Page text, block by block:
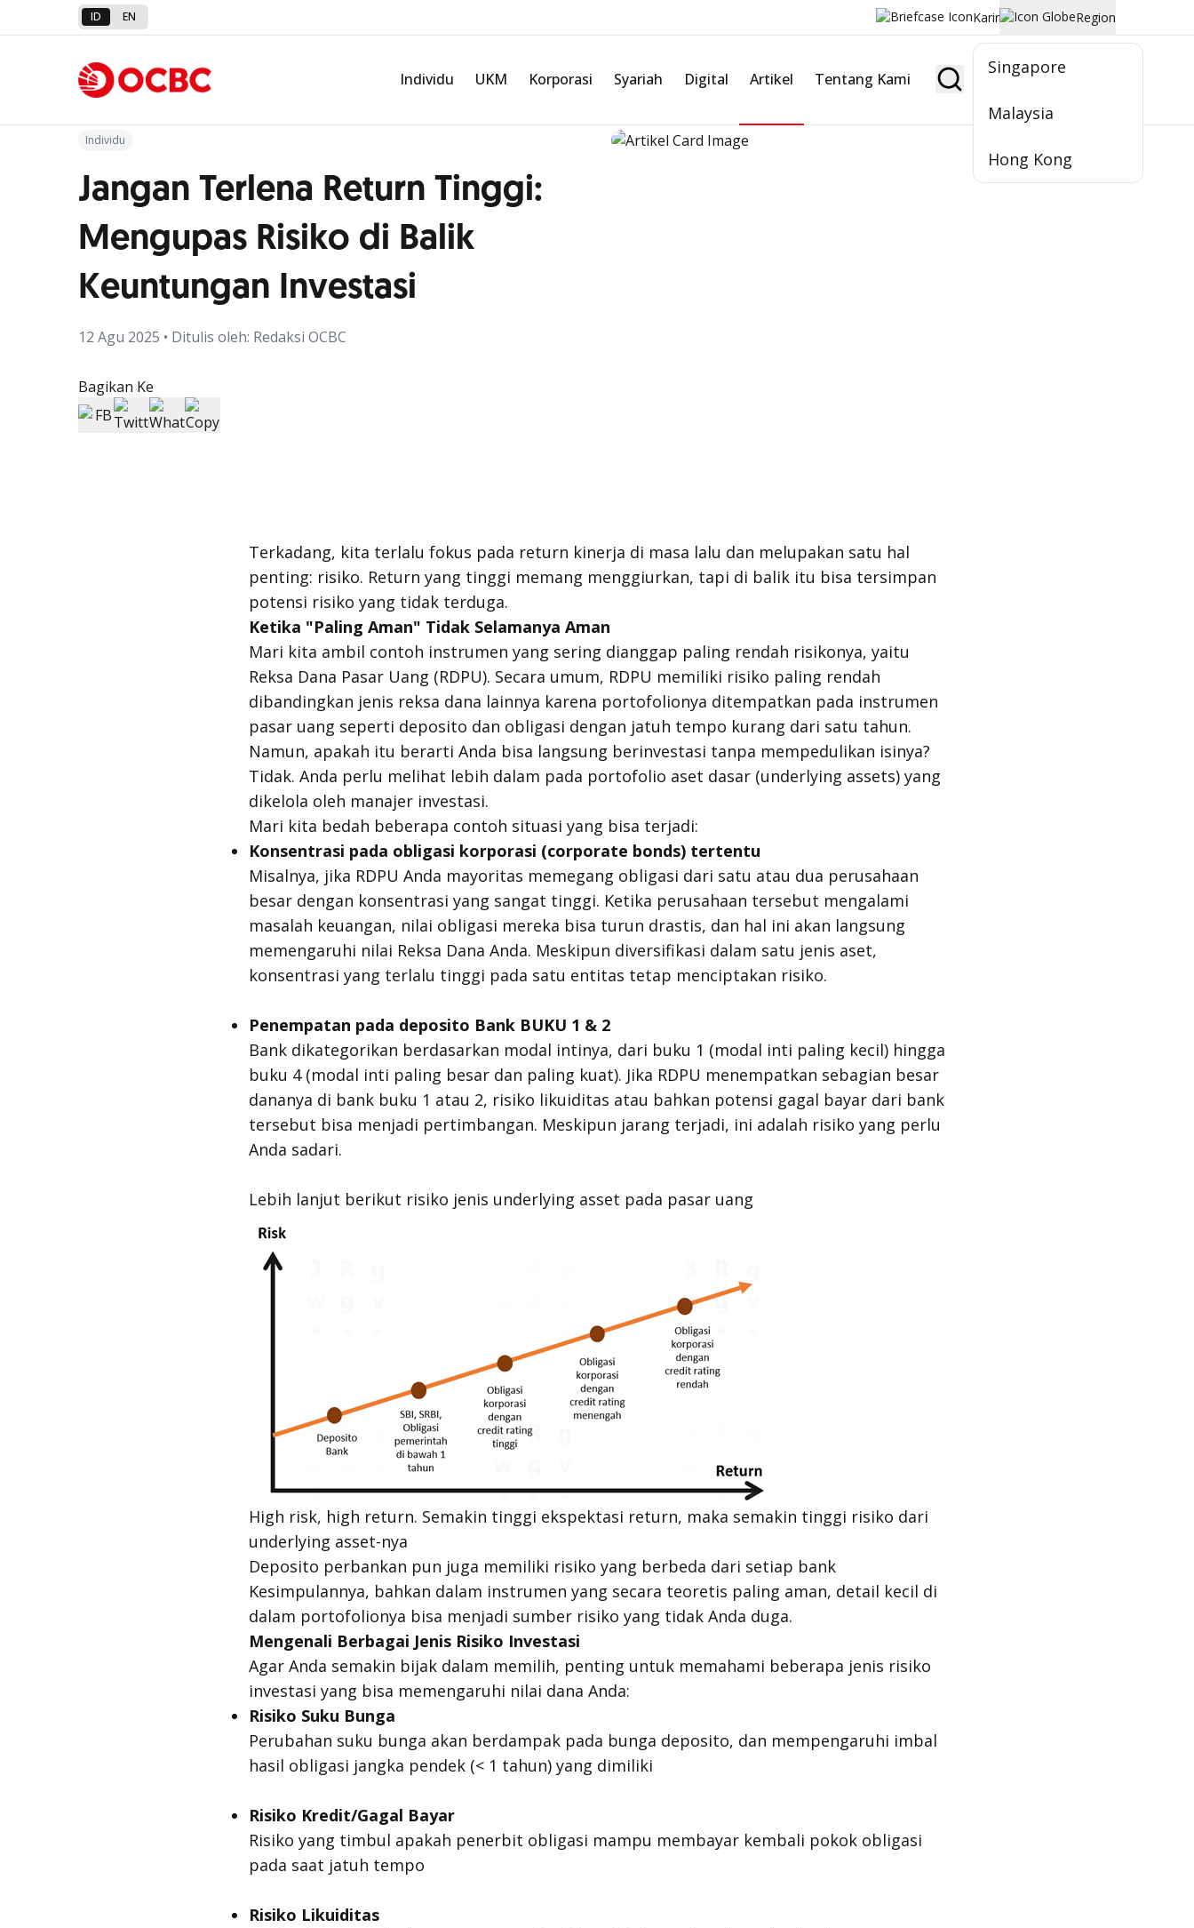
ID EN Karir Region
Singapore
Malaysia
Hong Kong
Individu UKM Korporasi Syariah Digital Artikel Tentang Kami Jadi Nasabah
Kembali ke Artikel
Individu
Jangan Terlena Return Tinggi:
Mengupas Risiko di Balik
Keuntungan Investasi
12 Agu 2025 • Ditulis oleh: Redaksi OCBC
Bagikan Ke
Terkadang, kita terlalu fokus pada return kinerja di masa lalu dan melupakan satu hal
penting: risiko. Return yang tinggi memang menggiurkan, tapi di balik itu bisa tersimpan
potensi risiko yang tidak terduga.
Ketika "Paling Aman" Tidak Selamanya Aman
Mari kita ambil contoh instrumen yang sering dianggap paling rendah risikonya, yaitu
Reksa Dana Pasar Uang (RDPU). Secara umum, RDPU memiliki risiko paling rendah
dibandingkan jenis reksa dana lainnya karena portofolionya ditempatkan pada instrumen
pasar uang seperti deposito dan obligasi dengan jatuh tempo kurang dari satu tahun.
Namun, apakah itu berarti Anda bisa langsung berinvestasi tanpa mempedulikan isinya?
Tidak. Anda perlu melihat lebih dalam pada portofolio aset dasar (underlying assets) yang
dikelola oleh manajer investasi.
Mari kita bedah beberapa contoh situasi yang bisa terjadi:
Konsentrasi pada obligasi korporasi (corporate bonds) tertentu
Misalnya, jika RDPU Anda mayoritas memegang obligasi dari satu atau dua perusahaan
besar dengan konsentrasi yang sangat tinggi. Ketika perusahaan tersebut mengalami
masalah keuangan, nilai obligasi mereka bisa turun drastis, dan hal ini akan langsung
memengaruhi nilai Reksa Dana Anda. Meskipun diversifikasi dalam satu jenis aset,
konsentrasi yang terlalu tinggi pada satu entitas tetap menciptakan risiko.
Penempatan pada deposito Bank BUKU 1 & 2
Bank dikategorikan berdasarkan modal intinya, dari buku 1 (modal inti paling kecil) hingga
buku 4 (modal inti paling besar dan paling kuat). Jika RDPU menempatkan sebagian besar
dananya di bank buku 1 atau 2, risiko likuiditas atau bahkan potensi gagal bayar dari bank
tersebut bisa menjadi pertimbangan. Meskipun jarang terjadi, ini adalah risiko yang perlu
Anda sadari.
Lebih lanjut berikut risiko jenis underlying asset pada pasar uang
High risk, high return. Semakin tinggi ekspektasi return, maka semakin tinggi risiko dari
underlying asset-nya
Deposito perbankan pun juga memiliki risiko yang berbeda dari setiap bank
Kesimpulannya, bahkan dalam instrumen yang secara teoretis paling aman, detail kecil di
dalam portofolionya bisa menjadi sumber risiko yang tidak Anda duga.
Mengenali Berbagai Jenis Risiko Investasi
Agar Anda semakin bijak dalam memilih, penting untuk memahami beberapa jenis risiko
investasi yang bisa memengaruhi nilai dana Anda:
Risiko Suku Bunga
Perubahan suku bunga akan berdampak pada bunga deposito, dan mempengaruhi imbal
hasil obligasi jangka pendek (< 1 tahun) yang dimiliki
Risiko Kredit/Gagal Bayar
Risiko yang timbul apakah penerbit obligasi mampu membayar kembali pokok obligasi
pada saat jatuh tempo
Risiko Likuiditas